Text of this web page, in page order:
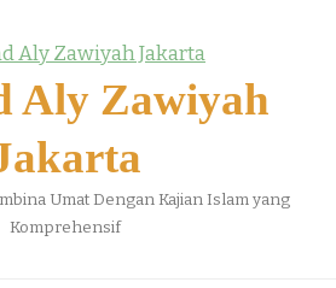
Aly Zawiyah
Umat Dengan Kajian Islam yang
Komprehensif